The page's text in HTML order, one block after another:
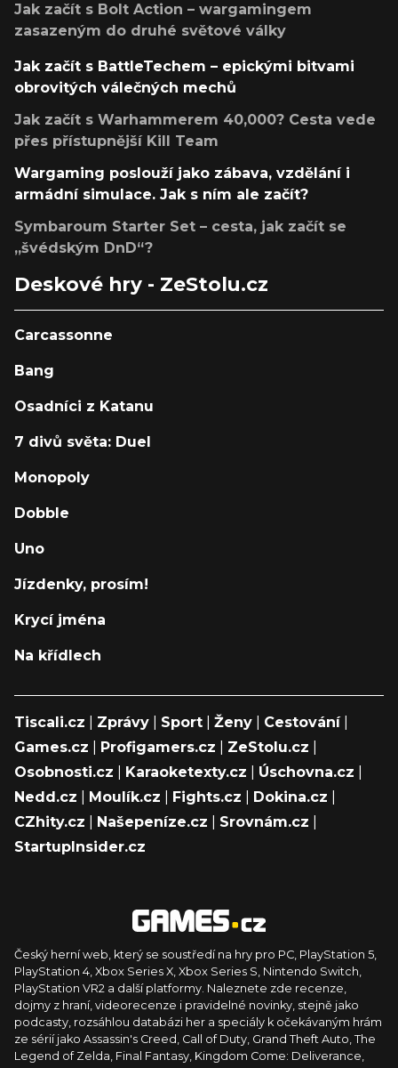
Jak začít s Bolt Action – wargamingem
zasazeným do druhé světové války
Jak začít s BattleTechem – epickými bitvami
obrovitých válečných mechů
Jak začít s Warhammerem 40,000? Cesta vede
přes přístupnější Kill Team
Wargaming poslouží jako zábava, vzdělání i
armádní simulace. Jak s ním ale začít?
Symbaroum Starter Set – cesta, jak začít se
„švédským DnD“?
Deskové hry - ZeStolu.cz
Carcassonne
Bang
Osadníci z Katanu
7 divů světa: Duel
Monopoly
Dobble
Uno
Jízdenky, prosím!
Krycí jména
Na křídlech
Tiscali.cz Zprávy Sport Ženy Cestování|
Games.cz
Profigamers.cz ZeStolu.cz
Osobnosti.cz
Karaoketexty.cz Úschovna.cz
Nedd.cz
Moulík.cz Fights.cz Dokina.cz
CZhity.cz
Našepeníze.cz Srovnám.cz
StartupInsider.cz
Český herní web, který se soustředí na hry pro PC, PlayStation 5,
PlayStation 4, Xbox Series X, Xbox Series S, Nintendo Switch,
PlayStation VR2 a další platformy. Naleznete zde recenze,
dojmy z hraní, videorecenze i pravidelné novinky, stejně jako
podcasty, rozsáhlou databázi her a speciály k očekávaným hrám
ze sérií jako Assassin's Creed, Call of Duty, Grand Theft Auto, The
Legend of Zelda, Final Fantasy, Kingdom Come: Deliverance,